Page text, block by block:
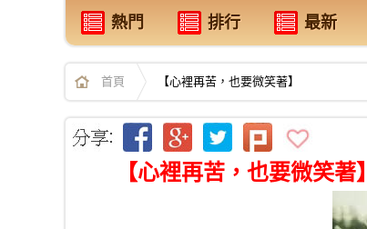
熱門 排行 最新
首頁 【心裡再苦，也要微笑著】
【心裡再苦，也要微笑著】